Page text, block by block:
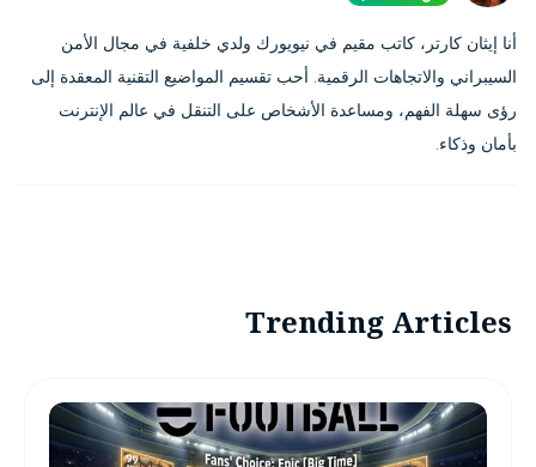
أنا إيثان كارتر، كاتب مقيم في نيويورك ولدي خلفية في مجال الأمن
السيبراني والاتجاهات الرقمية. أحب تقسيم المواضيع التقنية المعقدة إلى
رؤى سهلة الفهم، ومساعدة الأشخاص على التنقل في عالم الإنترنت
بأمان وذكاء.
Trending Articles